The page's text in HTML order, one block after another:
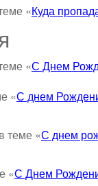
«Куда
«С Днем
«С днем
теме «С днем
«С Днем